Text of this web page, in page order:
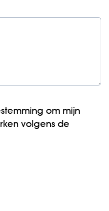
om mijn
volgens de